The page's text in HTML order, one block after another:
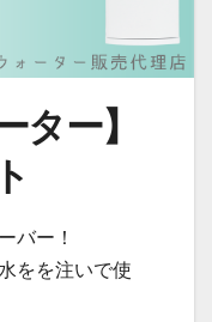
ター】
バー！
をを注いで使